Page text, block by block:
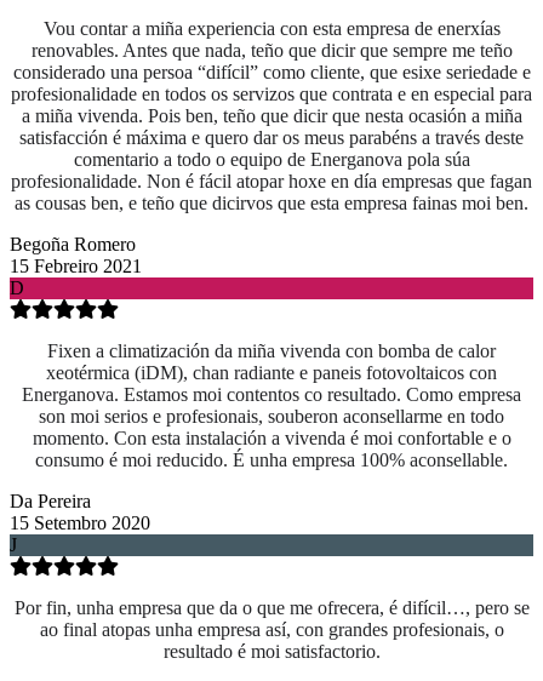
Vou contar a miña experiencia con esta empresa de enerxías
renovables. Antes que nada, teño que dicir que sempre me teño
considerado una persoa “difícil” como cliente, que esixe seriedade e
profesionalidade en todos os servizos que contrata e en especial para
a miña vivenda. Pois ben, teño que dicir que nesta ocasión a miña
satisfacción é máxima e quero dar os meus parabéns a través deste
comentario a todo o equipo de Energanova pola súa
profesionalidade. Non é fácil atopar hoxe en día empresas que fagan
as cousas ben, e teño que dicirvos que esta empresa fainas moi ben.
Begoña Romero
15 Febreiro 2021
D
Fixen a climatización da miña vivenda con bomba de calor
xeotérmica (iDM), chan radiante e paneis fotovoltaicos con
Energanova. Estamos moi contentos co resultado. Como empresa
son moi serios e profesionais, souberon aconsellarme en todo
momento. Con esta instalación a vivenda é moi confortable e o
consumo é moi reducido. É unha empresa 100% aconsellable.
Da Pereira
15 Setembro 2020
J
Por fin, unha empresa que da o que me ofrecera, é difícil…, pero se
ao final atopas unha empresa así, con grandes profesionais, o
resultado é moi satisfactorio.